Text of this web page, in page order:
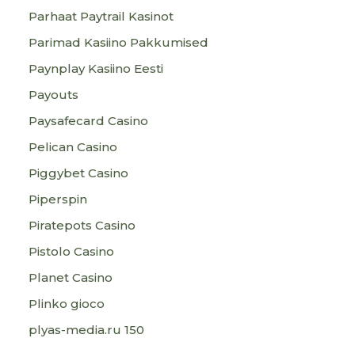
Parhaat Paytrail Kasinot
Parimad Kasiino Pakkumised
Paynplay Kasiino Eesti
Payouts
Paysafecard Casino
Pelican Casino
Piggybet Casino
Piperspin
Piratepots Casino
Pistolo Casino
Planet Casino
Plinko gioco
plyas-media.ru 150